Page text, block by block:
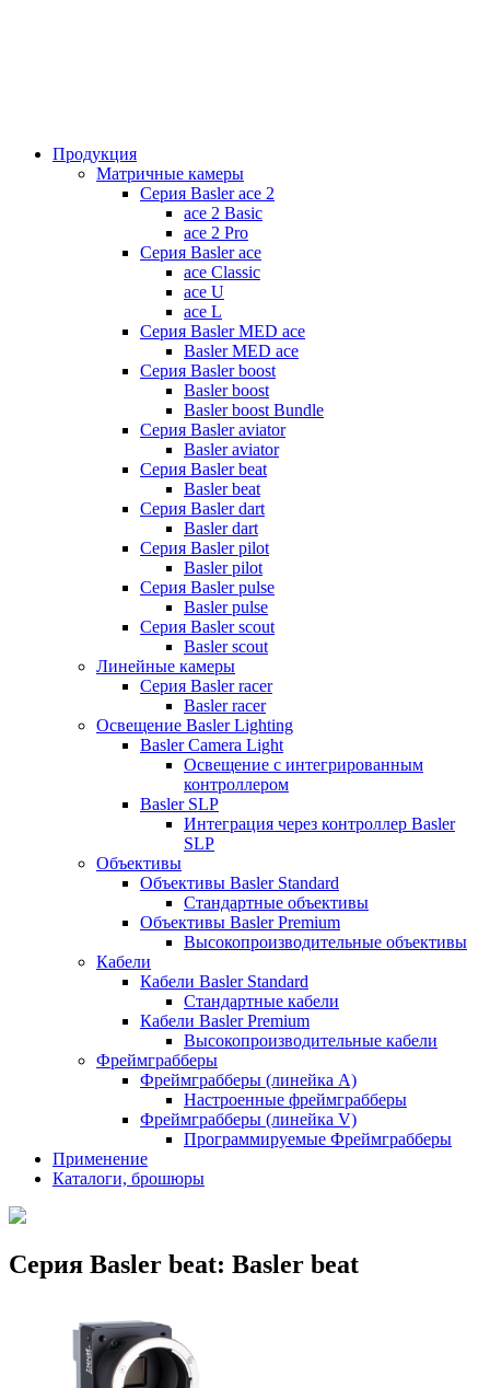
Продукция
Матричные камеры
Серия Basler ace 2
ace 2 Basic
ace 2 Pro
Серия Basler ace
ace Classic
ace U
ace L
Серия Basler MED ace
Basler MED ace
Серия Basler boost
Basler boost
Basler boost Bundle
Серия Basler aviator
Basler aviator
Серия Basler beat
Basler beat
Серия Basler dart
Basler dart
Серия Basler pilot
Basler pilot
Серия Basler pulse
Basler pulse
Серия Basler scout
Basler scout
Линейные камеры
Серия Basler racer
Basler racer
Освещение Basler Lighting
Basler Camera Light
Освещение с интегрированным
контроллером
Basler SLP
Интеграция через контроллер Basler
SLP
Объективы
Объективы Basler Standard
Стандартные объективы
Объективы Basler Premium
Высокопроизводительные объективы
Кабели
Кабели Basler Standard
Стандартные кабели
Кабели Basler Premium
Высокопроизводительные кабели
Фреймграбберы
Фреймграбберы (линейка А)
Настроенные фреймграбберы
Фреймграбберы (линейка V)
Программируемые Фреймграбберы
Применение
Каталоги, брошюры
Серия Basler beat: Basler beat